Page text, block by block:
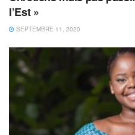
l’Est »
SEPTEMBRE 11, 2020